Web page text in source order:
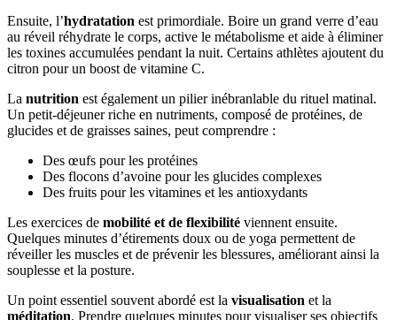
Ensuite, l’hydratation est primordiale. Boire un grand verre d’eau
au réveil réhydrate le corps, active le métabolisme et aide à éliminer
les toxines accumulées pendant la nuit. Certains athlètes ajoutent du
citron pour un boost de vitamine C.
La nutrition est également un pilier inébranlable du rituel matinal.
Un petit-déjeuner riche en nutriments, composé de protéines, de
glucides et de graisses saines, peut comprendre :
Des œufs pour les protéines
Des flocons d’avoine pour les glucides complexes
Des fruits pour les vitamines et les antioxydants
Les exercices de mobilité et de flexibilité viennent ensuite.
Quelques minutes d’étirements doux ou de yoga permettent de
réveiller les muscles et de prévenir les blessures, améliorant ainsi la
souplesse et la posture.
Un point essentiel souvent abordé est la visualisation et la
méditation. Prendre quelques minutes pour visualiser ses objectifs